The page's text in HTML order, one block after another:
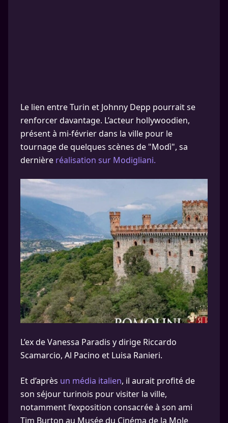
Le lien entre Turin et Johnny Depp pourrait se
renforcer davantage. L’acteur hollywoodien,
présent à mi-février dans la ville pour le
tournage de quelques scènes de "Modì", sa
dernière réalisation sur Modigliani.
L’ex de Vanessa Paradis y dirige Riccardo
Scamarcio, Al Pacino et Luisa Ranieri.
Et d’après un média italien, il aurait profité de
son séjour turinois pour visiter la ville,
notamment l’exposition consacrée à son ami
Tim Burton au Musée du Cinéma de la Mole